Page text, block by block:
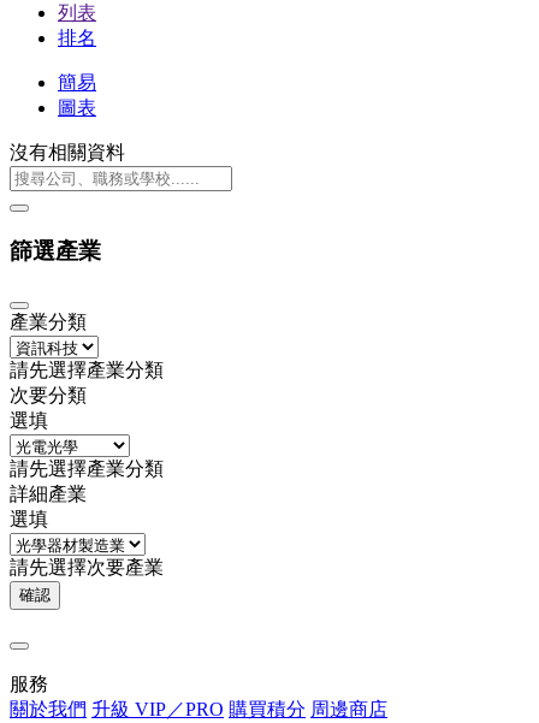
列表
排名
簡易
圖表
沒有相關資料
篩選產業
產業分類
請先選擇產業分類
次要分類
選填
請先選擇產業分類
詳細產業
選填
請先選擇次要產業
確認
服務
關於我們 升級 VIP／PRO 購買積分 周邊商店